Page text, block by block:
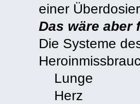
einer
Das wäre aber
Die Systeme
Lunge
Herz